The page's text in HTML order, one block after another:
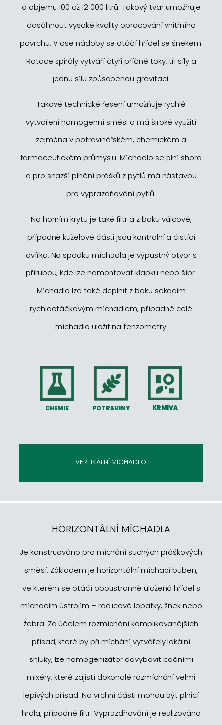
o objemu 100 až 12 000 litrů. Takový tvar umožňuje
dosáhnout vysoké kvality opracování vnitřního
povrchu. V ose nádoby se otáčí hřídel se šnekem.
Rotace spirály vytváří čtyři příčné toky, tři síly a
jednu sílu způsobenou gravitací.
Takové technické řešení umožňuje rychlé
vytvoření homogenní směsi a má široké využití
zejména v potravinářském, chemickém a
farmaceutickém průmyslu. Míchadlo se plní shora
a pro snazší plnění prášků z pytlů má nástavbu
pro vyprazdňování pytlů.
Na horním krytu je také filtr a z boku válcové,
případně kuželové části jsou kontrolní a čistící
dvířka. Na spodku míchadla je výpustný otvor s
přírubou, kde lze namontovat klapku nebo šíbr.
Míchadlo lze také doplnit z boku sekacím
rychlootáčkovým míchadlem, případně celé
míchadlo uložit na tenzometry.
CHEMIE POTRAVINY KRMIVA
VERTIKÁLNÍ MÍCHADLO
HORIZONTÁLNÍ MÍCHADLA
Je konstruováno pro míchání suchých práškových
směsí. Základem je horizontální míchací buben,
ve kterém se otáčí oboustranně uložená hřídel s
míchacím ústrojím – radlicové lopatky, šnek nebo
žebra. Za účelem rozmíchání komplikovanějších
přísad, které by při míchání vytvářely lokální
shluky, lze homogenizátor dovybavit bočními
mixéry, které zajistí dokonalé rozmíchání velmi
lepivých přísad. Na vrchní části mohou být plnicí
hrdla, případně filtr. Vyprazdňování je realizováno